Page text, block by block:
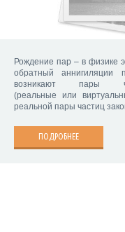
Рождение пар – в физике
обратный аннигиляции
возникают пары
(реальные или
реальной пары частиц
ПОДРОБНЕЕ